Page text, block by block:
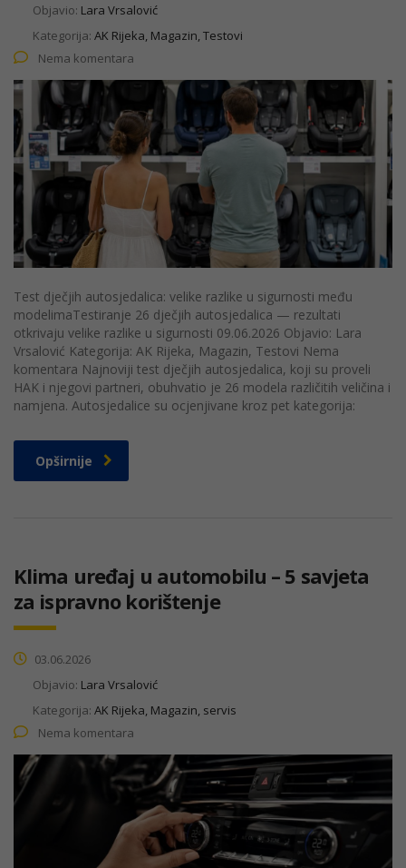
Objavio: Lara Vrsalović
Kategorija: AK Rijeka, Magazin, Testovi
Nema komentara
Test dječjih autosjedalica: velike razlike u sigurnosti među
modelimaTestiranje 26 dječjih autosjedalica — rezultati
otkrivaju velike razlike u sigurnosti 09.06.2026 Objavio: Lara
Vrsalović Kategorija: AK Rijeka, Magazin, Testovi Nema
komentara Najnoviji test dječjih autosjedalica, koji su proveli
HAK i njegovi partneri, obuhvatio je 26 modela različitih veličina i
namjena. Autosjedalice su ocjenjivane kroz pet kategorija:
Opširnije
Klima uređaj u automobilu – 5 savjeta
za ispravno korištenje
03.06.2026
Objavio: Lara Vrsalović
Kategorija: AK Rijeka, Magazin, servis
Nema komentara